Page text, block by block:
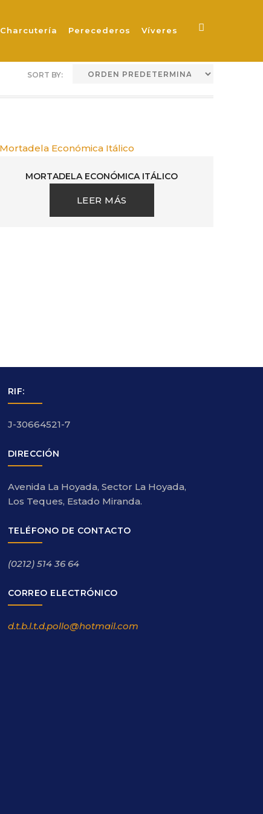
Charcutería Perecederos Víveres
MORTADELA ECONÓMICA ITÁLICO
LEER MÁS
RIF:
J-30664521-7
DIRECCIÓN
Avenida La Hoyada, Sector La Hoyada,
Los Teques, Estado Miranda.
TELÉFONO DE CONTACTO
(0212) 514 36 64
CORREO ELECTRÓNICO
d.t.b.l.t.d.pollo@hotmail.com